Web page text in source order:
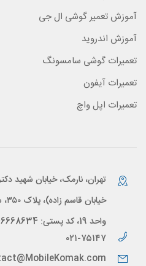
آموزش تعمیر گوشی ال جی
آموزش اندروید
تعمیرات گوشی سامسونگ
تعمیرات آیفون
تعمیرات اپل واچ
تهران، نارمک، خیابان شهید
واحد 19، کد پستی: 1646668634
۰۲۱-۷۵۱۴۷